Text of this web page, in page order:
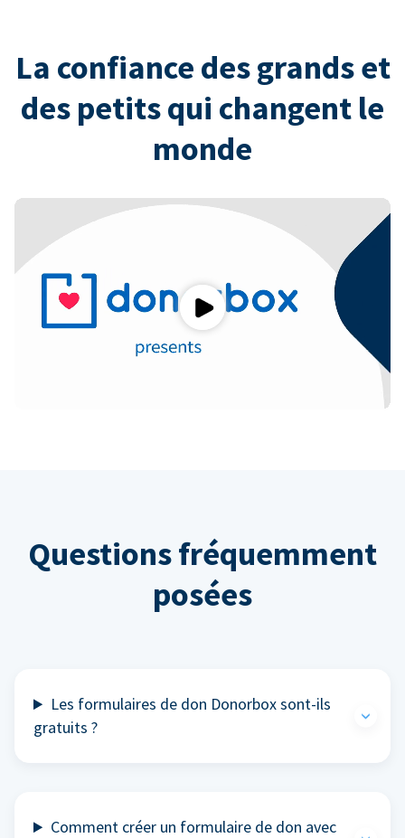
La confiance des grands et
des petits qui changent le
monde
Play
Questions fréquemment
posées
Les formulaires de don Donorbox sont-ils
gratuits ?
Comment créer un formulaire de don avec